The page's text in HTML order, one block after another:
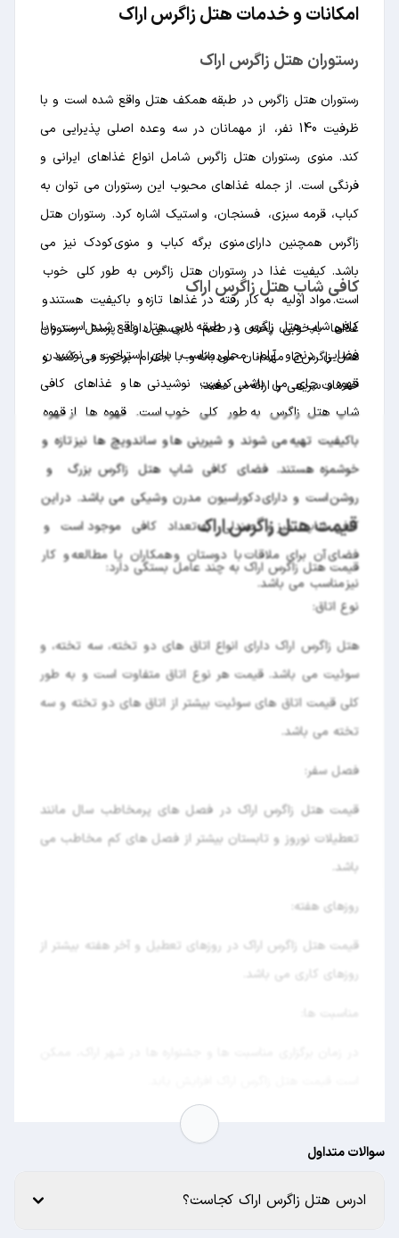
امکانات و خدمات هتل زاگرس اراک
رستوران هتل زاگرس اراک
رستوران هتل زاگرس در طبقه همکف هتل واقع شده است و با
ظرفیت 140 نفر، از مهمانان در سه وعده اصلی پذیرایی می
کند. منوی رستوران هتل زاگرس شامل انواع غذاهای ایرانی و
فرنگی است. از جمله غذاهای محبوب این رستوران می توان به
کباب، قرمه سبزی، فسنجان، و استیک اشاره کرد. رستوران هتل
زاگرس همچنین دارای منوی برگه کباب و منوی کودک نیز می
باشد. کیفیت غذا در رستوران هتل زاگرس به طور کلی خوب
است. مواد اولیه به کار رفته در غذاها تازه و باکیفیت هستند و
غذاها به خوبی پخته و طعم دلچسبی دارند. پرسنل رستوران
هتل زاگرس با مهمانان مودبانه و با احترام برخورد می کنند و
خدمات سریعی را ارائه می دهند.
کافی شاپ هتل زاگرس اراک
کافی شاپ هتل زاگرس در طبقه لابی هتل واقع شده است و با
فضایی دنج و آرام، محلی مناسب برای استراحت و نوشیدن
قهوه و چای می باشد. کیفیت نوشیدنی ها و غذاهای کافی
شاپ هتل زاگرس به طور کلی خوب است. قهوه ها از قهوه
باکیفیت تهیه می شوند و شیرینی ها و ساندویچ ها نیز تازه و
خوشمزه هستند. فضای کافی شاپ هتل زاگرس بزرگ و
روشن است و دارای دکوراسیون مدرن و شیکی می باشد. در این
کافی شاپ میز و صندلی به تعداد کافی موجود است و
فضای آن برای ملاقات با دوستان و همکاران یا مطالعه و کار
نیز مناسب می باشد.
قیمت هتل زاگرس اراک
قیمت هتل زاگرس اراک به چند عامل بستگی دارد:
نوع اتاق:
هتل زاگرس اراک دارای انواع اتاق های دو تخته، سه تخته، و
سوئیت می باشد. قیمت هر نوع اتاق متفاوت است و به طور
کلی قیمت اتاق های سوئیت بیشتر از اتاق های دو تخته و سه
تخته می باشد.
فصل سفر:
قیمت هتل زاگرس اراک در فصل های پرمخاطب سال مانند
تعطیلات نوروز و تابستان بیشتر از فصل های کم مخاطب می
باشد.
روزهای هفته:
قیمت هتل زاگرس اراک در روزهای تعطیل و آخر هفته بیشتر از
روزهای کاری می باشد.
مناسبت ها:
سوالات متداول
ادرس هتل زاگرس اراک کجاست؟